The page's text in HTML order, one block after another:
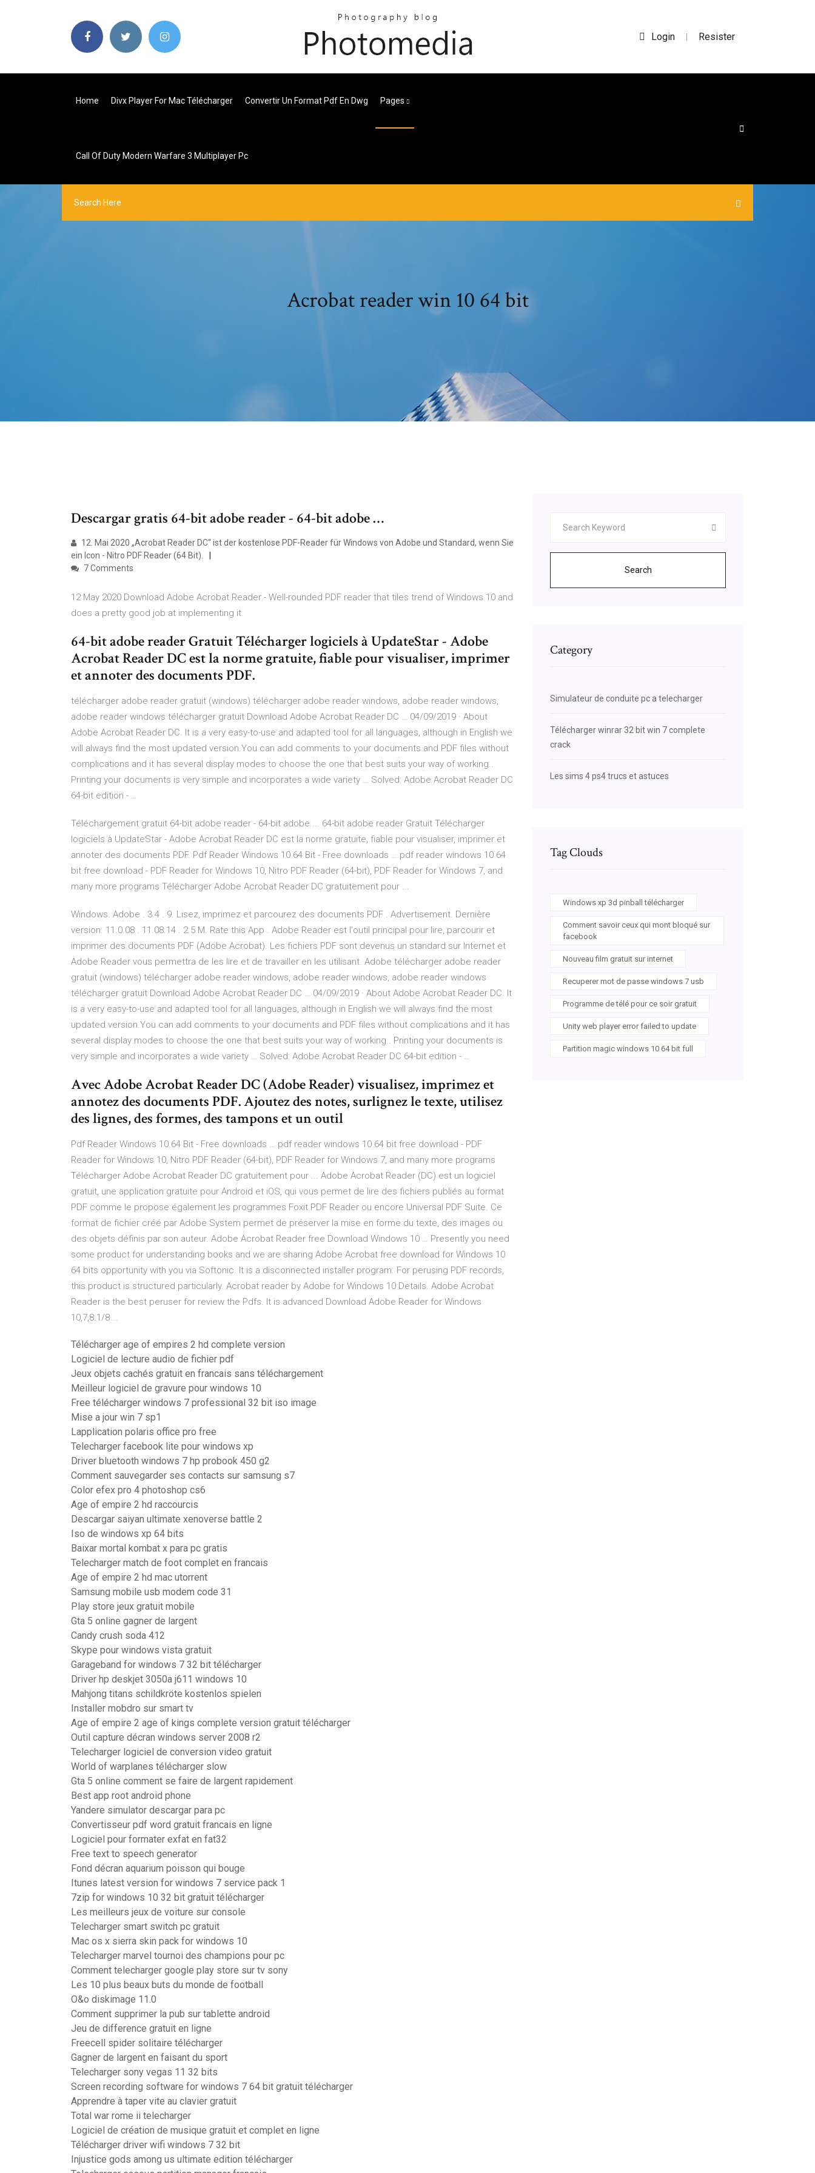
Login | Resister
Home Divx Player For Mac Télécharger Convertir Un Format Pdf En Dwg Pages
Call Of Duty Modern Warfare 3 Multiplayer Pc
Acrobat reader win 10 64 bit
Descargar gratis 64-bit adobe reader - 64-bit adobe …
12. Mai 2020 „Acrobat Reader DC“ ist der kostenlose PDF-Reader für Windows von Adobe und Standard, wenn Sie
ein Icon - Nitro PDF Reader (64 Bit).
7 Comments
12 May 2020 Download Adobe Acrobat Reader - Well-rounded PDF reader that tiles trend of Windows 10 and
does a pretty good job at implementing it.
64-bit adobe reader Gratuit Télécharger logiciels à UpdateStar - Adobe
Acrobat Reader DC est la norme gratuite, fiable pour visualiser, imprimer
et annoter des documents PDF.
télécharger adobe reader gratuit (windows) télécharger adobe reader windows, adobe reader windows,
adobe reader windows télécharger gratuit Download Adobe Acrobat Reader DC … 04/09/2019 · About
Adobe Acrobat Reader DC. It is a very easy-to-use and adapted tool for all languages, although in English we
will always find the most updated version.You can add comments to your documents and PDF files without
complications and it has several display modes to choose the one that best suits your way of working..
Printing your documents is very simple and incorporates a wide variety … Solved: Adobe Acrobat Reader DC
64-bit edition - …
Téléchargement gratuit 64-bit adobe reader - 64-bit adobe ... 64-bit adobe reader Gratuit Télécharger
logiciels à UpdateStar - Adobe Acrobat Reader DC est la norme gratuite, fiable pour visualiser, imprimer et
annoter des documents PDF. Pdf Reader Windows 10 64 Bit - Free downloads … pdf reader windows 10 64
bit free download - PDF Reader for Windows 10, Nitro PDF Reader (64-bit), PDF Reader for Windows 7, and
many more programs Télécharger Adobe Acrobat Reader DC gratuitement pour ...
Windows. Adobe . 3.4 . 9. Lisez, imprimez et parcourez des documents PDF . Advertisement. Dernière
version. 11.0.08 . 11.08.14 . 2.5 M. Rate this App . Adobe Reader est l'outil principal pour lire, parcourir et
imprimer des documents PDF (Adobe Acrobat). Les fichiers PDF sont devenus un standard sur Internet et
Adobe Reader vous permettra de les lire et de travailler en les utilisant. Adobe télécharger adobe reader
gratuit (windows) télécharger adobe reader windows, adobe reader windows, adobe reader windows
télécharger gratuit Download Adobe Acrobat Reader DC … 04/09/2019 · About Adobe Acrobat Reader DC. It
is a very easy-to-use and adapted tool for all languages, although in English we will always find the most
updated version.You can add comments to your documents and PDF files without complications and it has
several display modes to choose the one that best suits your way of working.. Printing your documents is
very simple and incorporates a wide variety … Solved: Adobe Acrobat Reader DC 64-bit edition - …
Avec Adobe Acrobat Reader DC (Adobe Reader) visualisez, imprimez et
annotez des documents PDF. Ajoutez des notes, surlignez le texte, utilisez
des lignes, des formes, des tampons et un outil
Pdf Reader Windows 10 64 Bit - Free downloads … pdf reader windows 10 64 bit free download - PDF
Reader for Windows 10, Nitro PDF Reader (64-bit), PDF Reader for Windows 7, and many more programs
Télécharger Adobe Acrobat Reader DC gratuitement pour ... Adobe Acrobat Reader (DC) est un logiciel
gratuit, une application gratuite pour Android et iOS, qui vous permet de lire des fichiers publiés au format
PDF comme le propose également les programmes Foxit PDF Reader ou encore Universal PDF Suite. Ce
format de fichier créé par Adobe System permet de préserver la mise en forme du texte, des images ou
des objets définis par son auteur. Adobe Acrobat Reader free Download Windows 10 … Presently you need
some product for understanding books and we are sharing Adobe Acrobat free download for Windows 10
64 bits opportunity with you via Softonic. It is a disconnected installer program. For perusing PDF records,
this product is structured particularly. Acrobat reader by Adobe for Windows 10 Details. Adobe Acrobat
Reader is the best peruser for review the Pdfs. It is advanced Download Adobe Reader for Windows
10,7,8.1/8 …
Télécharger age of empires 2 hd complete version
Logiciel de lecture audio de fichier pdf
Jeux objets cachés gratuit en francais sans téléchargement
Meilleur logiciel de gravure pour windows 10
Free télécharger windows 7 professional 32 bit iso image
Mise a jour win 7 sp1
Lapplication polaris office pro free
Telecharger facebook lite pour windows xp
Driver bluetooth windows 7 hp probook 450 g2
Comment sauvegarder ses contacts sur samsung s7
Color efex pro 4 photoshop cs6
Age of empire 2 hd raccourcis
Descargar saiyan ultimate xenoverse battle 2
Iso de windows xp 64 bits
Baixar mortal kombat x para pc gratis
Telecharger match de foot complet en francais
Age of empire 2 hd mac utorrent
Samsung mobile usb modem code 31
Play store jeux gratuit mobile
Gta 5 online gagner de largent
Candy crush soda 412
Skype pour windows vista gratuit
Garageband for windows 7 32 bit télécharger
Driver hp deskjet 3050a j611 windows 10
Mahjong titans schildkröte kostenlos spielen
Installer mobdro sur smart tv
Age of empire 2 age of kings complete version gratuit télécharger
Outil capture décran windows server 2008 r2
Telecharger logiciel de conversion video gratuit
World of warplanes télécharger slow
Gta 5 online comment se faire de largent rapidement
Best app root android phone
Yandere simulator descargar para pc
Convertisseur pdf word gratuit francais en ligne
Logiciel pour formater exfat en fat32
Free text to speech generator
Fond décran aquarium poisson qui bouge
Itunes latest version for windows 7 service pack 1
7zip for windows 10 32 bit gratuit télécharger
Les meilleurs jeux de voiture sur console
Telecharger smart switch pc gratuit
Mac os x sierra skin pack for windows 10
Telecharger marvel tournoi des champions pour pc
Comment telecharger google play store sur tv sony
Les 10 plus beaux buts du monde de football
O&o diskimage 11.0
Comment supprimer la pub sur tablette android
Jeu de difference gratuit en ligne
Freecell spider solitaire télécharger
Gagner de largent en faisant du sport
Telecharger sony vegas 11 32 bits
Screen recording software for windows 7 64 bit gratuit télécharger
Apprendre à taper vite au clavier gratuit
Total war rome ii telecharger
Logiciel de création de musique gratuit et complet en ligne
Télécharger driver wifi windows 7 32 bit
Injustice gods among us ultimate edition télécharger
Search
Category
Simulateur de conduite pc a telecharger
Télécharger winrar 32 bit win 7 complete
crack
Les sims 4 ps4 trucs et astuces
Tag Clouds
Windows xp 3d pinball télécharger
Comment savoir ceux qui mont bloqué sur
facebook
Nouveau film gratuit sur internet
Recuperer mot de passe windows 7 usb
Programme de télé pour ce soir gratuit
Unity web player error failed to update
Partition magic windows 10 64 bit full